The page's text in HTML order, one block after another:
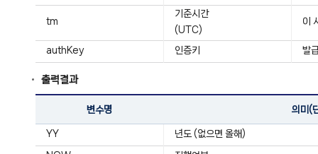
tm
기준시간
(UTC)
이
authKey 인증키 발
출력결과
변수명 의미(
YY 년도 (없으면 올해)